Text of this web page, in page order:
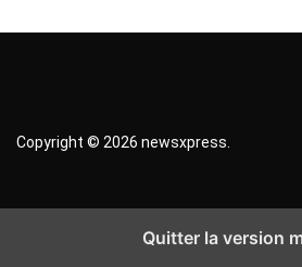
Copyright © 2026 newsxpress.
Quitter la version